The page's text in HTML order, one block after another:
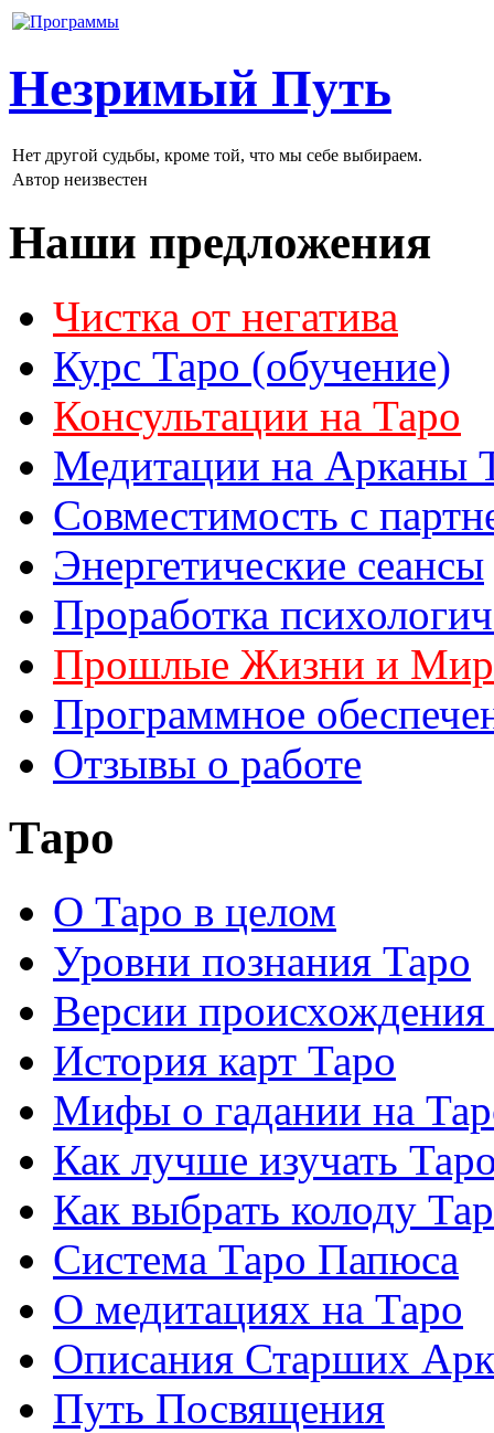
Незримый Путь
Нет другой судьбы, кроме той, что мы себе выбираем.
Автор неизвестен
Наши предложения
Чистка от негатива
Курс Таро (обучение)
Консультации на Таро
Медитации на Арканы
Совместимость с
Энергетические сеансы
Проработка
Прошлые Жизни и
Программное
Отзывы о работе
Таро
О Таро в целом
Уровни познания Таро
Версии
История карт Таро
Мифы о гадании на
Как лучше изучать
Как выбрать колоду
Система Таро Папюса
О медитациях на Таро
Описания Старших
Путь Посвящения